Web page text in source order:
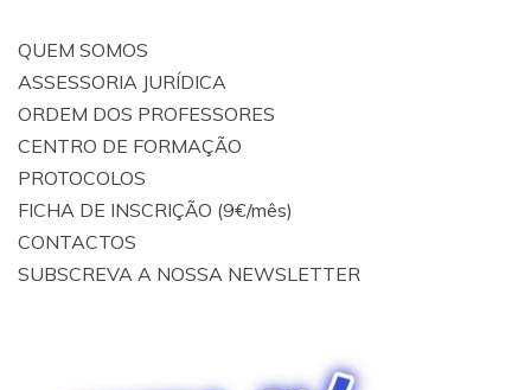
QUEM SOMOS
ASSESSORIA JURÍDICA
ORDEM DOS PROFESSORES
CENTRO DE FORMAÇÃO
PROTOCOLOS
FICHA DE INSCRIÇÃO (9€/mês)
CONTACTOS
SUBSCREVA A NOSSA NEWSLETTER